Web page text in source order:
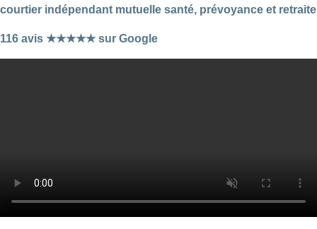
courtier indépendant mutuelle santé, prévoyance et retraite
116 avis ★★★★★ sur Google